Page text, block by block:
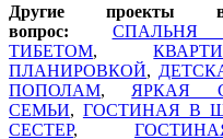
Другие проекты
вопрос:
ТИБЕТОМ,
ПЛАНИРОВКОЙ,
ПОПОЛАМ, ЯРКАЯ
СЕМЬИ, ГОСТИНАЯ В
СЕСТЕР,